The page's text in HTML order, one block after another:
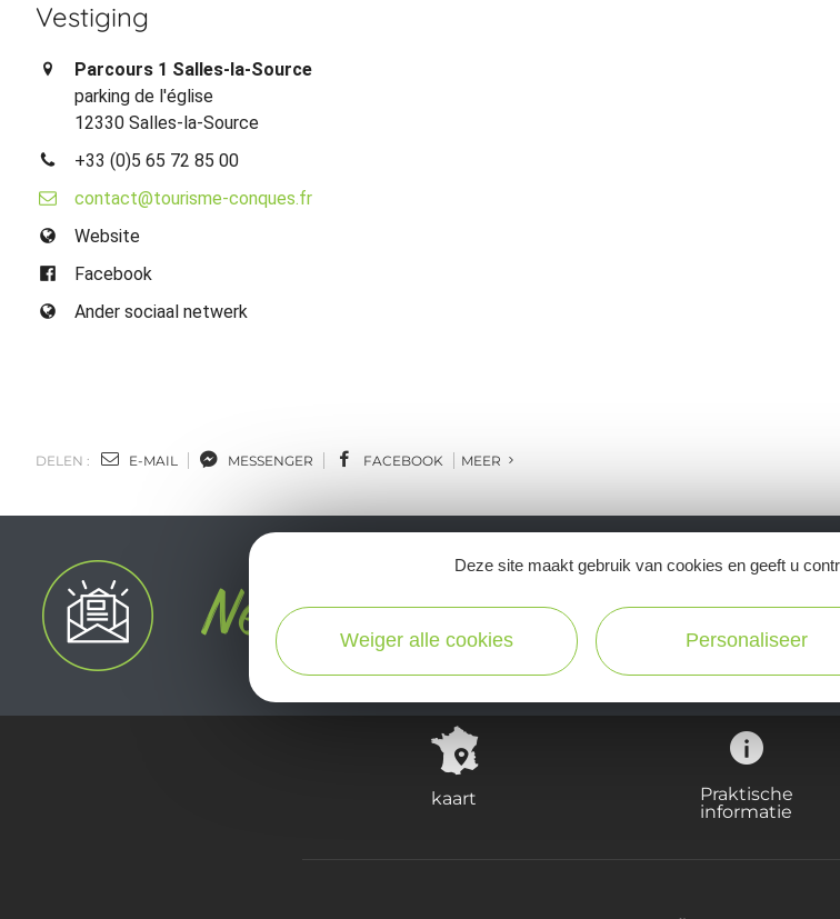
Vestiging
Parcours 1 Salles-la-Source
parking de l'église
12330 Salles-la-Source
+33 (0)5 65 72 85 00
contact@tourisme-conques.fr
Website
Facebook
Ander sociaal netwerk
DELEN : E-MAIL MESSENGER FACEBOOK MEER
inspirer pour profiter
kaart
Praktische
informatie
Deze site maakt gebruik van cookies en geeft u
Weiger alle cookies Personaliseer